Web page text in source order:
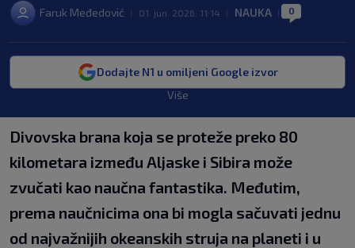
Faruk Međedović 01. jun. 2026. 11:14 NAUKA 0
Dodajte N1 u omiljeni Google izvor
Više
Divovska brana koja se proteže preko 80
kilometara između Aljaske i Sibira može
zvučati kao naučna fantastika. Međutim,
prema naučnicima ona bi mogla sačuvati jednu
od najvažnijih okeanskih struja na planeti i u